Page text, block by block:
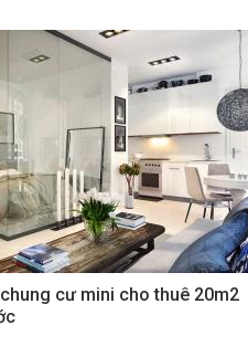
cư mini cho thuê 20m2